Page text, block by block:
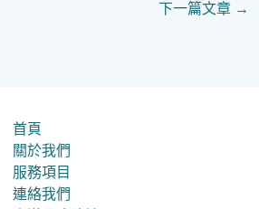
下一篇文章 →
首頁
關於我們
服務項目
連絡我們